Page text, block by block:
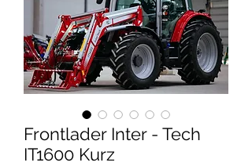
Frontlader Inter - Tech
IT1600 Kurz